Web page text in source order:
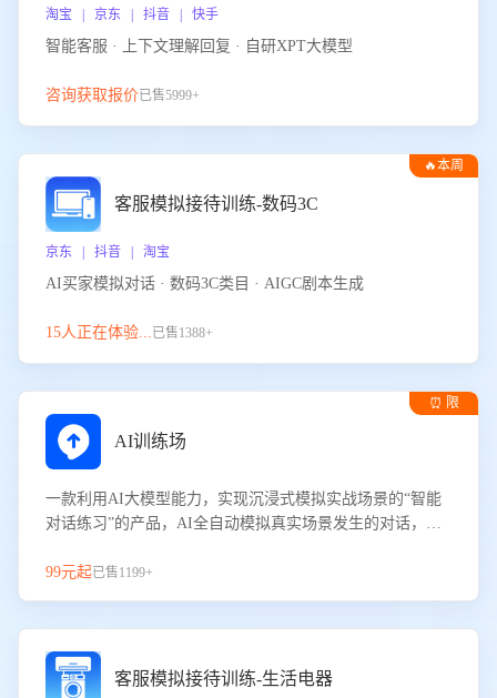
淘宝 | 京东 | 抖音 | 快手
智能客服 · 上下文理解回复 · 自研XPT大模型
咨询获取报价已售5999+
🔥本周
客服模拟接待训练-数码3C
京东 | 抖音 | 淘宝
AI买家模拟对话 · 数码3C类目 · AIGC剧本生成
15人正在体验...已售1388+
⏰ 限
AI训练场
一款利用AI大模型能力，实现沉浸式模拟实战场景的“智能
对话练习”的产品，AI全自动模拟真实场景发生的对话，企
服能力。
99元起已售1199+
客服模拟接待训练-生活电器